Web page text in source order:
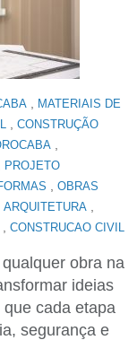
MATERIAIS DE
CONSTRUÇÃO
PROJETO
OBRAS
ARQUITETURA
CONSTRUCAO CIVIL
obra na
ideias
cada etapa
segurança e